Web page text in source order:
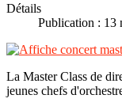
Détails
Publication : 13
La Master Class de
jeunes chefs